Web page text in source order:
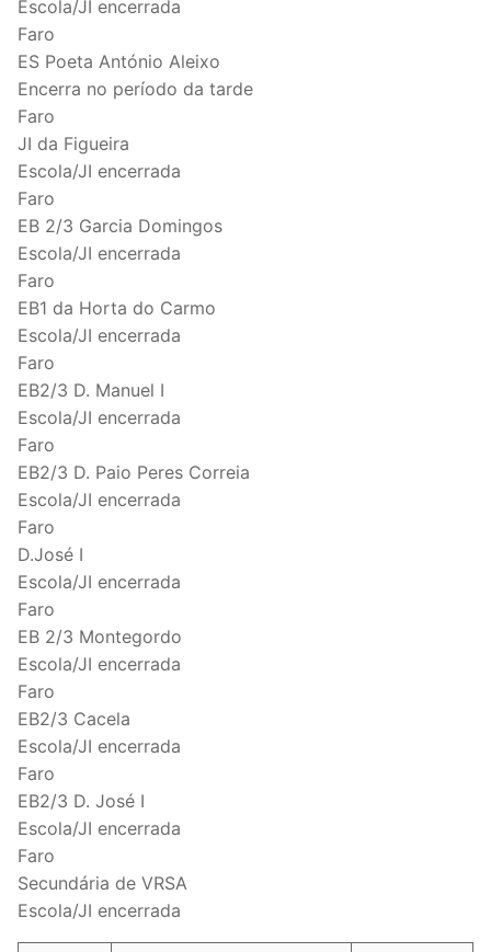
Escola/JI encerrada
Faro
ES Poeta António Aleixo
Encerra no período da tarde
Faro
JI da Figueira
Escola/JI encerrada
Faro
EB 2/3 Garcia Domingos
Escola/JI encerrada
Faro
EB1 da Horta do Carmo
Escola/JI encerrada
Faro
EB2/3 D. Manuel I
Escola/JI encerrada
Faro
EB2/3 D. Paio Peres Correia
Escola/JI encerrada
Faro
D.José I
Escola/JI encerrada
Faro
EB 2/3 Montegordo
Escola/JI encerrada
Faro
EB2/3 Cacela
Escola/JI encerrada
Faro
EB2/3 D. José I
Escola/JI encerrada
Faro
Secundária de VRSA
Escola/JI encerrada